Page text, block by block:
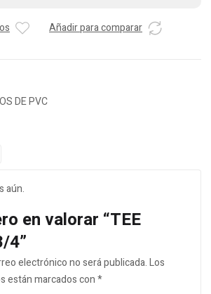
Añadir para comparar
DE PVC
aún.
en valorar “TEE
4”
electrónico no será publicada.Los
están marcados con*